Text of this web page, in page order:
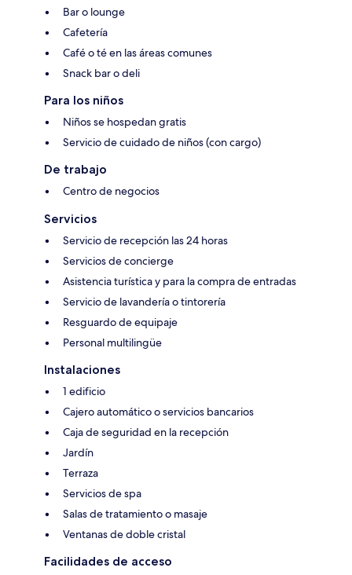
Bar o lounge
Cafetería
Café o té en las áreas comunes
Snack bar o deli
Para los niños
Niños se hospedan gratis
Servicio de cuidado de niños (con cargo)
De trabajo
Centro de negocios
Servicios
Servicio de recepción las 24 horas
Servicios de concierge
Asistencia turística y para la compra de entradas
Servicio de lavandería o tintorería
Resguardo de equipaje
Personal multilingüe
Instalaciones
1 edificio
Cajero automático o servicios bancarios
Caja de seguridad en la recepción
Jardín
Terraza
Servicios de spa
Salas de tratamiento o masaje
Ventanas de doble cristal
Facilidades de acceso